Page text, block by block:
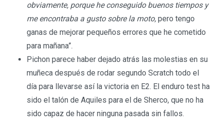
obviamente, porque he conseguido buenos tiempos y
me encontraba a gusto sobre la moto, pero tengo
ganas de mejorar pequeños errores que he cometido
para mañana”.
Pichon parece haber dejado atrás las molestias en su
muñeca después de rodar segundo Scratch todo el
día para llevarse así la victoria en E2. El enduro test ha
sido el talón de Aquiles para el de Sherco, que no ha
sido capaz de hacer ninguna pasada sin fallos.